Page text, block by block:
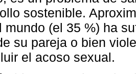
sostenible.
mundo (el 35 %) ha
su pareja o bien
el acoso sexual.